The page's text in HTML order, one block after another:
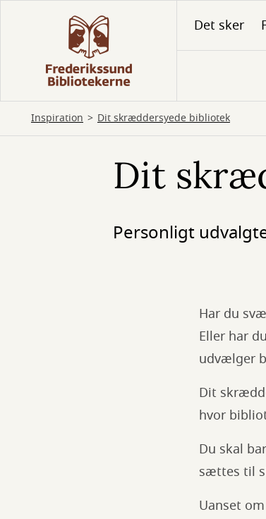
Det sker
Inspiration Dit skræddersyede bibliotek
Dit
Personligt
Har du
Eller har
udvælger
Dit
hvor
Du skal
sættes til
Uanset